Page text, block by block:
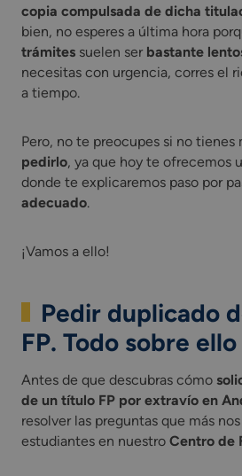
copia compulsada de dicha
bien, no esperes a última hora
trámites suelen ser bastante
necesitas con urgencia, corres el
a tiempo.
Pero, no te preocupes si no tienes
pedirlo, ya que hoy te ofrecemos
donde te explicaremos paso por
adecuado.
¡Vamos a ello!
Pedir duplicado
FP. Todo sobre ello
Antes de que descubras cómo
de un título FP por extravío en
resolver las preguntas que más
estudiantes en nuestro Centro de